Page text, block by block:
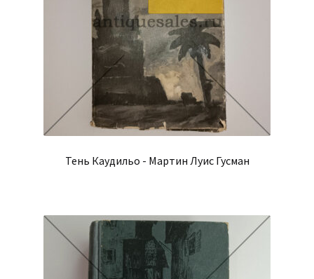
Тень Каудильо - Мартин Луис Гусман